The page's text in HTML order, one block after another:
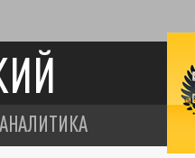
АНАЛИТИКА